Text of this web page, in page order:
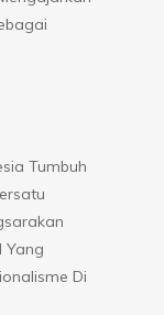
Tumbuh
Yang
Di